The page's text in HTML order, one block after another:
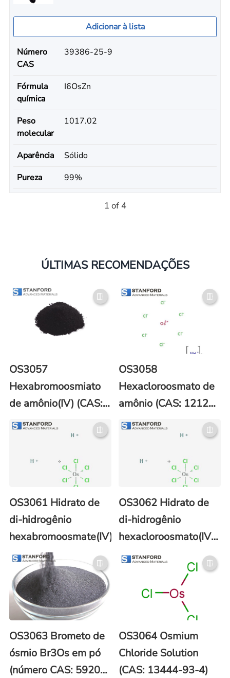
Adicionar à lista
Número
CAS
39386-25-9
Fórmula
química
I6OsZn
Peso
molecular
1017.02
Aparência
Sólido
Pureza
99%
1 of 4
ÚLTIMAS RECOMENDAÇÕES
OS3057
Hexabromoosmiato
de amônio(IV) (CAS:
24598-62-7)
OS3058
Hexacloroosmato de
amônio (CAS: 12125-
08-5)
OS3061 Hidrato de
di-hidrogênio
hexabromoosmate(IV)
OS3062 Hidrato de
di-hidrogênio
hexacloroosmato(IV)
(CAS: 27057-71-2)
OS3063 Brometo de
ósmio Br3Os em pó
(número CAS: 59201-
OS3064 Osmium
Chloride Solution
(CAS: 13444-93-4)